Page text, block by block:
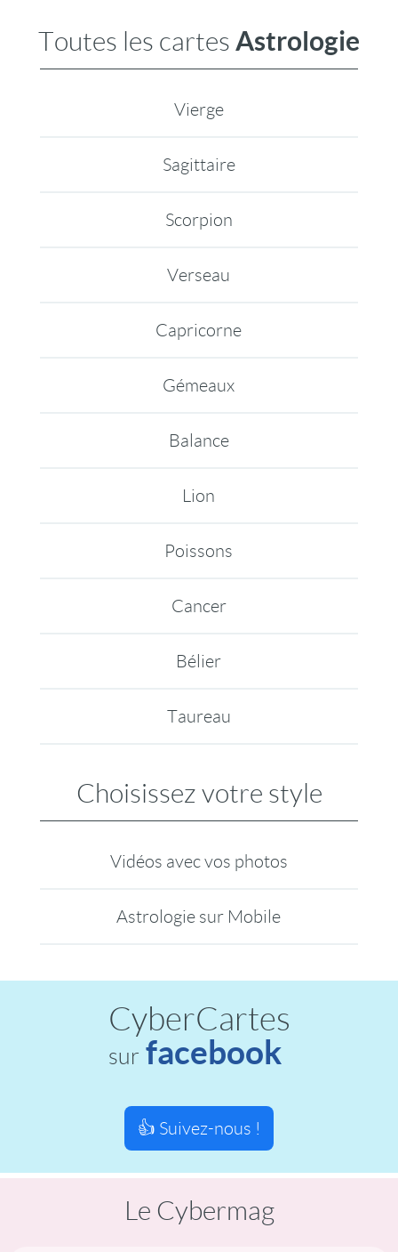
Toutes les cartes Astrologie
Vierge
Sagittaire
Scorpion
Verseau
Capricorne
Gémeaux
Balance
Lion
Poissons
Cancer
Bélier
Taureau
Choisissez votre style
Vidéos avec vos photos
Astrologie sur Mobile
CyberCartes
sur facebook
👍 Suivez-nous !
Le Cybermag